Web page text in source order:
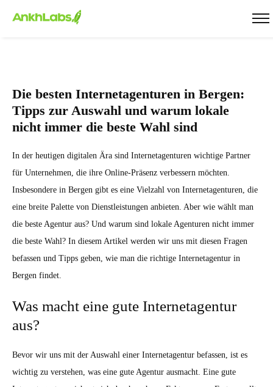
Die besten Internetagenturen in Bergen:
Tipps zur Auswahl und warum lokale
nicht immer die beste Wahl sind
In der heutigen digitalen Ära sind Internetagenturen wichtige Partner
für Unternehmen, die ihre Online-Präsenz verbessern möchten.
Insbesondere in Bergen gibt es eine Vielzahl von Internetagenturen, die
eine breite Palette von Dienstleistungen anbieten. Aber wie wählt man
die beste Agentur aus? Und warum sind lokale Agenturen nicht immer
die beste Wahl? In diesem Artikel werden wir uns mit diesen Fragen
befassen und Tipps geben, wie man die richtige Internetagentur in
Bergen findet.
Was macht eine gute Internetagentur
aus?
Bevor wir uns mit der Auswahl einer Internetagentur befassen, ist es
wichtig zu verstehen, was eine gute Agentur ausmacht. Eine gute